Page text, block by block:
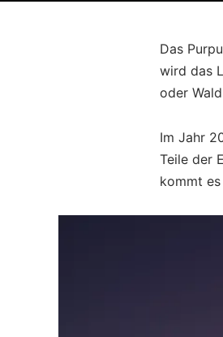
Das
wird das
oder
Im Jahr
Teile der
kommt